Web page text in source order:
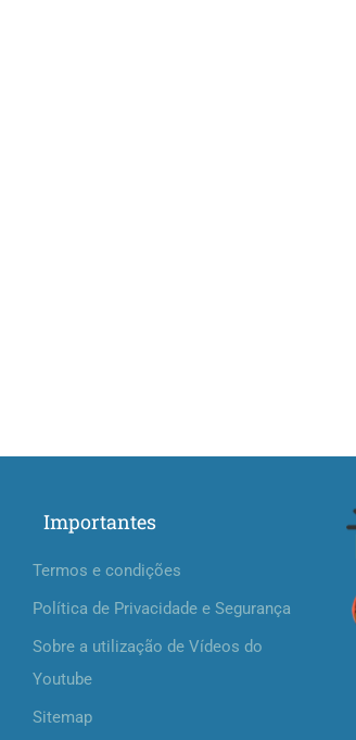
Importantes
Termos e condições
Política de Privacidade e Segurança
Sobre a utilização de Vídeos do
Youtube
Sitemap